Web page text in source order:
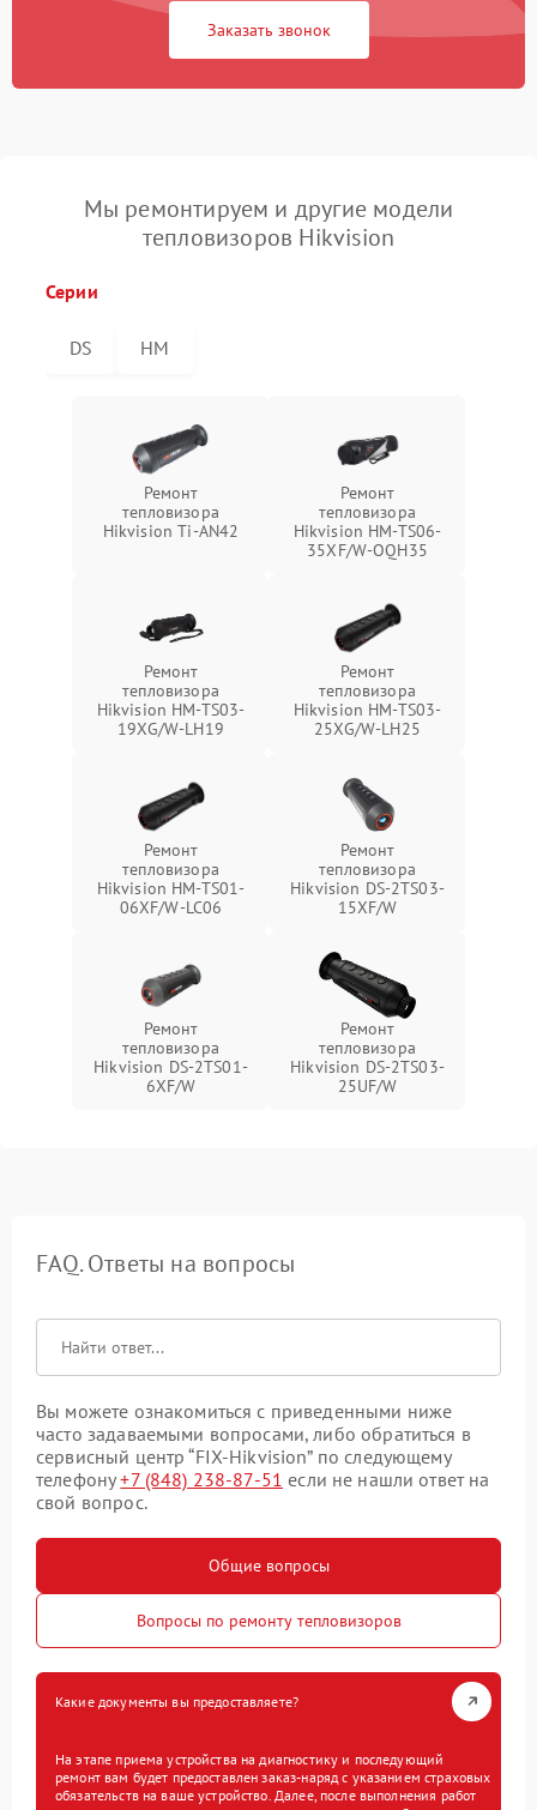
Заказать звонок
Мы ремонтируем и другие модели
тепловизоров Hikvision
Серии
DS HM
Ремонт
тепловизора
Hikvision Ti-AN42
Ремонт
тепловизора
Hikvision HM-TS06-
35XF/W-OQH35
Ремонт
тепловизора
Hikvision HM-TS03-
19XG/W-LH19
Ремонт
тепловизора
Hikvision HM-TS03-
25XG/W-LH25
Ремонт
тепловизора
Hikvision HM-TS01-
06XF/W-LC06
Ремонт
тепловизора
Hikvision DS-2TS03-
15XF/W
Ремонт
тепловизора
Hikvision DS-2TS01-
6XF/W
Ремонт
тепловизора
Hikvision DS-2TS03-
25UF/W
FAQ. Ответы на вопросы
Вы можете ознакомиться с приведенными ниже
часто задаваемыми вопросами, либо обратиться в
сервисный центр “FIX-Hikvision” по следующему
телефону+7 (848) 238-87-51 если не нашли ответ на
свой вопрос.
Общие вопросы
Вопросы по ремонту тепловизоров
Какие документы вы предоставляете?
На этапе приема устройства на диагностику и последующий
ремонт вам будет предоставлен заказ-наряд с указанием страховых
обязательств на ваше устройство. Далее, после выполнения работ